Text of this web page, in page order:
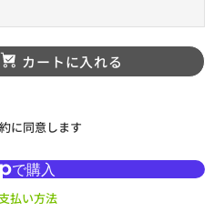
カートに入れる
に同意します
払い方法